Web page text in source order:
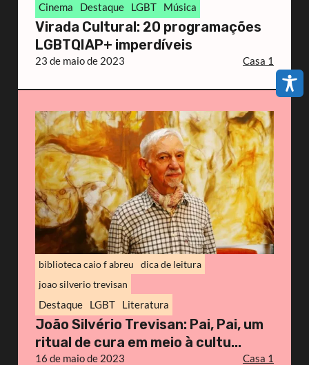
Cinema Destaque LGBT Música
Virada Cultural: 20 programações
LGBTQIAP+ imperdíveis
23 de maio de 2023 Casa 1
biblioteca caio f abreu
dica de leitura
joao silverio trevisan
Destaque LGBT Literatura
João Silvério Trevisan: Pai, Pai, um
ritual de cura em meio à cultu...
16 de maio de 2023 Casa 1